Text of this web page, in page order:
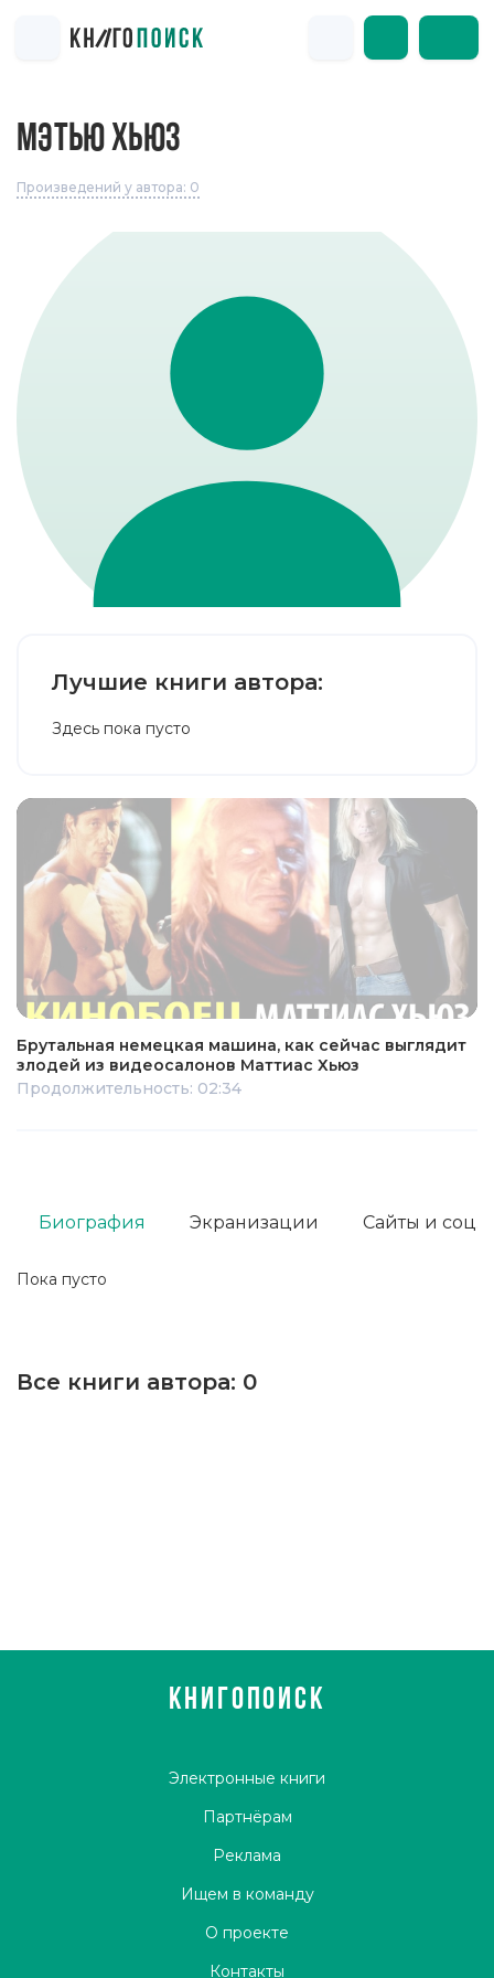
МЭТЬЮ ХЬЮЗ
Произведений у автора: 0
Лучшие книги автора:
Здесь пока пусто
Брутальная немецкая машина, как сейчас выглядит
злодей из видеосалонов Маттиас Хьюз
Продолжительность: 02:34
Пока пусто
Биография Экранизации Сайты и соц.
Все книги автора: 0
КНИГОПОИСК
Электронные книги
Партнёрам
Реклама
Ищем в команду
О проекте
Контакты